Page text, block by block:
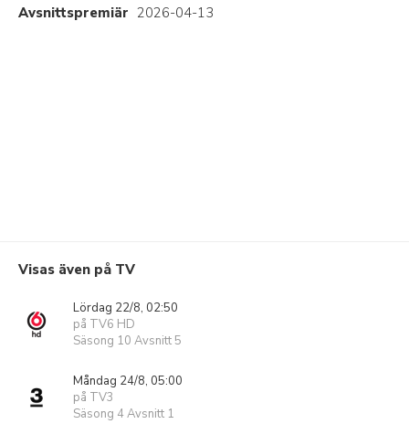
Avsnittspremiär 2026-04-13
Visas även på TV
Lördag 22/8, 02:50
på TV6 HD
Säsong 10 Avsnitt 5
Måndag 24/8, 05:00
på TV3
Säsong 4 Avsnitt 1